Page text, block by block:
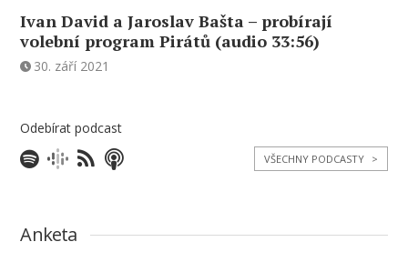
Ivan David a Jaroslav Bašta – probírají
volební program Pirátů (audio 33:56)
30. září 2021
Odebírat podcast
VŠECHNY PODCASTY >
Anketa